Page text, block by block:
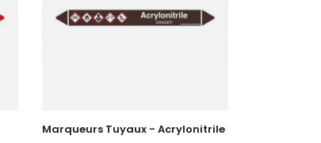
Marqueurs Tuyaux - Acrylonitrile